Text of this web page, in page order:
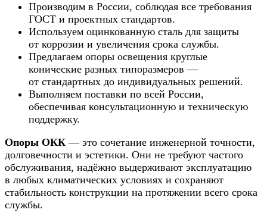
Производим в России, соблюдая все требования
ГОСТ и проектных стандартов.
Используем оцинкованную сталь для защиты
от коррозии и увеличения срока службы.
Предлагаем опоры освещения круглые
конические разных типоразмеров —
от стандартных до индивидуальных решений.
Выполняем поставки по всей России,
обеспечивая консультационную и техническую
поддержку.
Опоры ОКК — это сочетание инженерной точности,
долговечности и эстетики. Они не требуют частого
обслуживания, надёжно выдерживают эксплуатацию
в любых климатических условиях и сохраняют
стабильность конструкции на протяжении всего срока
службы.